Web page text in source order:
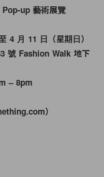
up 藝術展覽
4 月 11 日（星期日）
號 Fashion Walk 地下
– 8pm
）